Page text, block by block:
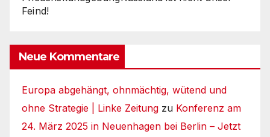
Feind!
Neue Kommentare
Europa abgehängt, ohnmächtig, wütend und
ohne Strategie | Linke Zeitung zu Konferenz am
24. März 2025 in Neuenhagen bei Berlin – Jetzt